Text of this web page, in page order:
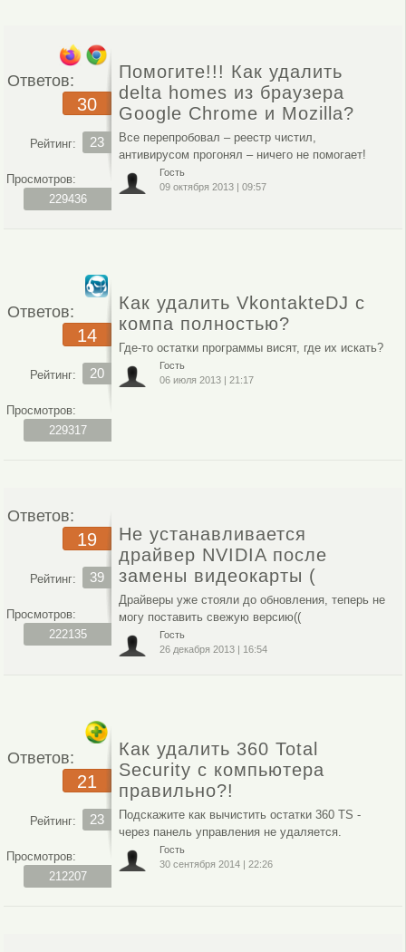
Ответов:
30
Рейтинг: 23
Просмотров:
229436
Помогите!!! Как удалить
delta homes из браузера
Google Chrome и Mozilla?
Все перепробовал – реестр чистил,
антивирусом прогонял – ничего не помогает!
Гость
09 октября 2013| 09:57
Ответов:
14
Рейтинг: 20
Просмотров:
229317
Как удалить VkontakteDJ с
компа полностью?
Где-то остатки программы висят, где их искать?
Гость
06 июля 2013| 21:17
Ответов:
19
Рейтинг: 39
Просмотров:
222135
Не устанавливается
драйвер NVIDIA после
замены видеокарты (
Драйверы уже стояли до обновления, теперь не
могу поставить свежую версию((
Гость
26 декабря 2013| 16:54
Ответов:
21
Рейтинг: 23
Просмотров:
212207
Как удалить 360 Total
Security с компьютера
правильно?!
Подскажите как вычистить остатки 360 TS -
через панель управления не удаляется.
Гость
30 сентября 2014| 22:26